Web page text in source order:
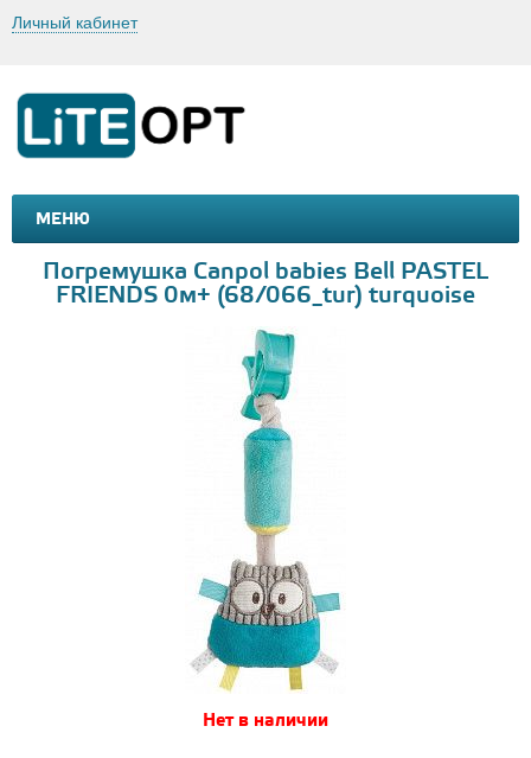
Личный кабинет
МЕНЮ
МАШИНКИ И МОТОЦИКЛЫ
Погремушка Canpol babies Bell PASTEL
FRIENDS 0м+ (68/066_tur) turquoise
Нет в наличии